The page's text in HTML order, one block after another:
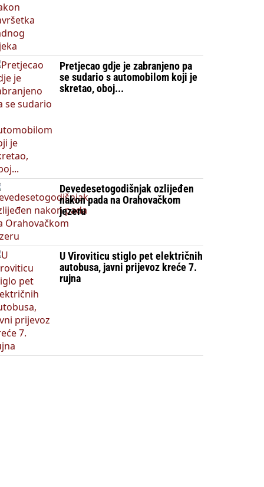
Pretjecao gdje je zabranjeno pa
se sudario s automobilom koji je
skretao, oboj...
Devedesetogodišnjak ozlijeđen
nakon pada na Orahovačkom
jezeru
U Viroviticu stiglo pet električnih
autobusa, javni prijevoz kreće 7.
rujna